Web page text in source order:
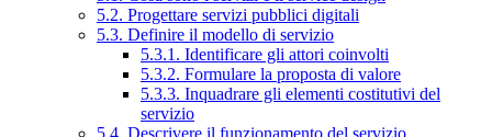
5.2. Progettare servizi pubblici digitali
5.3. Definire il modello di servizio
5.3.1. Identificare gli attori coinvolti
5.3.2. Formulare la proposta di valore
5.3.3. Inquadrare gli elementi costitutivi del
servizio
5.4. Descrivere il funzionamento del servizio